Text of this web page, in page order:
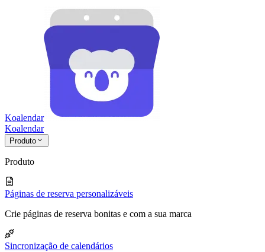
Koalendar
Koalendar
Produto
Produto
Páginas de reserva personalizáveis
Crie páginas de reserva bonitas e com a sua marca
Sincronização de calendários